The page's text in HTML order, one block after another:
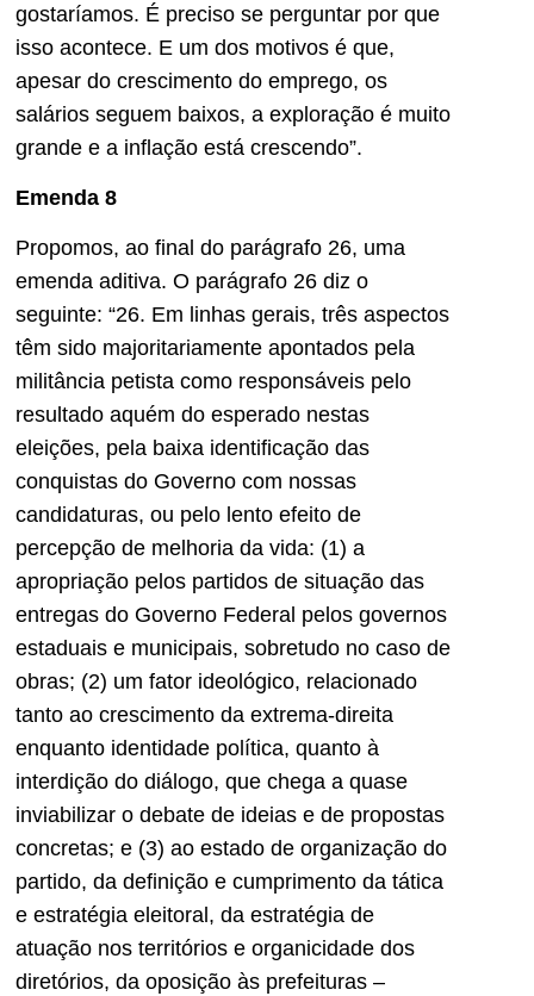
gostaríamos. É preciso se perguntar por que
isso acontece. E um dos motivos é que,
apesar do crescimento do emprego, os
salários seguem baixos, a exploração é muito
grande e a inflação está crescendo”.
Emenda 8
Propomos, ao final do parágrafo 26, uma
emenda aditiva. O parágrafo 26 diz o
seguinte: “26. Em linhas gerais, três aspectos
têm sido majoritariamente apontados pela
militância petista como responsáveis pelo
resultado aquém do esperado nestas
eleições, pela baixa identificação das
conquistas do Governo com nossas
candidaturas, ou pelo lento efeito de
percepção de melhoria da vida: (1) a
apropriação pelos partidos de situação das
entregas do Governo Federal pelos governos
estaduais e municipais, sobretudo no caso de
obras; (2) um fator ideológico, relacionado
tanto ao crescimento da extrema-direita
enquanto identidade política, quanto à
interdição do diálogo, que chega a quase
inviabilizar o debate de ideias e de propostas
concretas; e (3) ao estado de organização do
partido, da definição e cumprimento da tática
e estratégia eleitoral, da estratégia de
atuação nos territórios e organicidade dos
diretórios, da oposição às prefeituras –